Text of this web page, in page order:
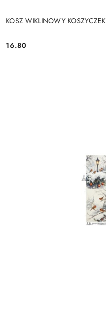
KOSZ WIKLINOWY KOSZYCZEK
Cena:
16.80